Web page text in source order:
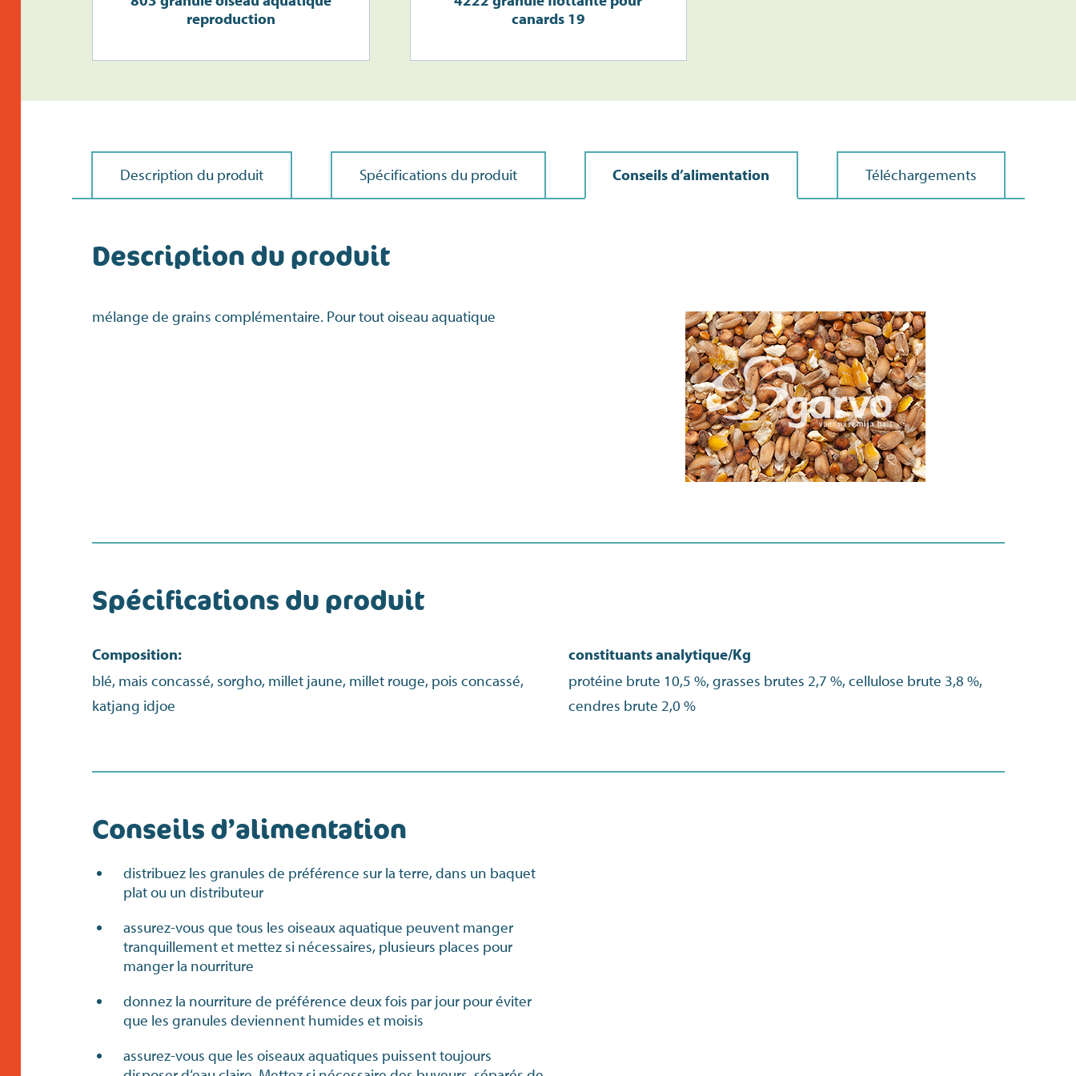
reproduction
canards 19
Description du produit Spécifications du produit Conseils d’alimentation Téléchargements
Description du produit
mélange de grains complémentaire. Pour tout oiseau aquatique
Spécifications du produit
Composition:
blé, mais concassé, sorgho, millet jaune, millet rouge, pois concassé,
katjang idjoe
constituants analytique/Kg
protéine brute 10,5 %, grasses brutes 2,7 %, cellulose brute 3,8 %,
cendres brute 2,0 %
Conseils d’alimentation
distribuez les granules de préférence sur la terre, dans un baquet
plat ou un distributeur
assurez-vous que tous les oiseaux aquatique peuvent manger
tranquillement et mettez si nécessaires, plusieurs places pour
manger la nourriture
donnez la nourriture de préférence deux fois par jour pour éviter
que les granules deviennent humides et moisis
assurez-vous que les oiseaux aquatiques puissent toujours